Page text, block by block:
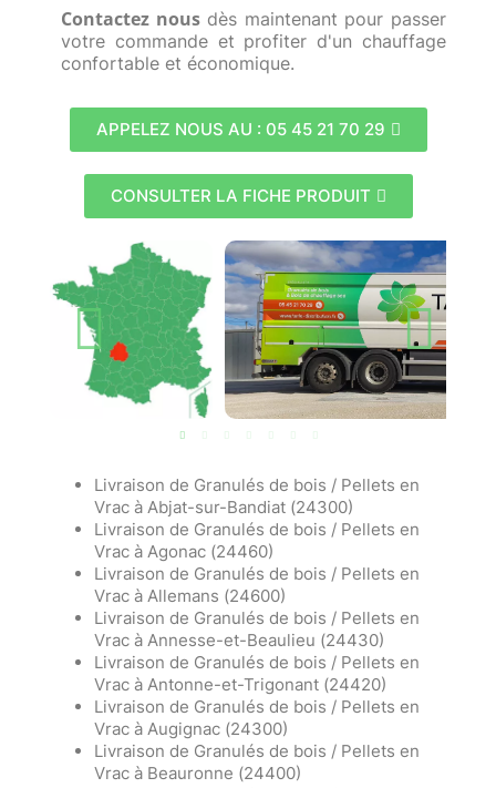
Contactez nousdès maintenant pour passer
votre commande et profiter d'un chauffage
confortable et économique.
APPELEZ NOUS AU : 05 45 21 70 29
CONSULTER LA FICHE PRODUIT
Livraison de Granulés de bois / Pellets en
Vrac à Abjat-sur-Bandiat (24300)
Livraison de Granulés de bois / Pellets en
Vrac à Agonac (24460)
Livraison de Granulés de bois / Pellets en
Vrac à Allemans (24600)
Livraison de Granulés de bois / Pellets en
Vrac à Annesse-et-Beaulieu (24430)
Livraison de Granulés de bois / Pellets en
Vrac à Antonne-et-Trigonant (24420)
Livraison de Granulés de bois / Pellets en
Vrac à Augignac (24300)
Livraison de Granulés de bois / Pellets en
Vrac à Beauronne (24400)